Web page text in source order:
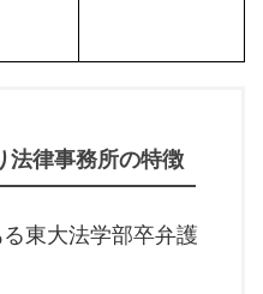
法律事務所の特徴
東大法学部卒弁護